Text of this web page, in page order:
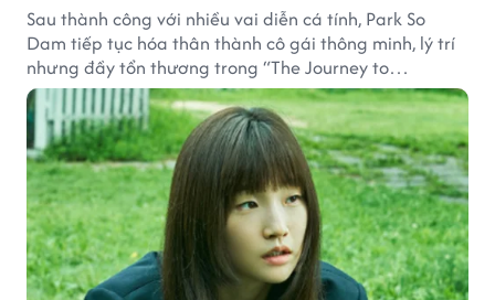
Sau thành công với nhiều vai diễn cá tính, Park So
Dam tiếp tục hóa thân thành cô gái thông minh, lý trí
nhưng đầy tổn thương trong “The Journey to
Gyeongju”.